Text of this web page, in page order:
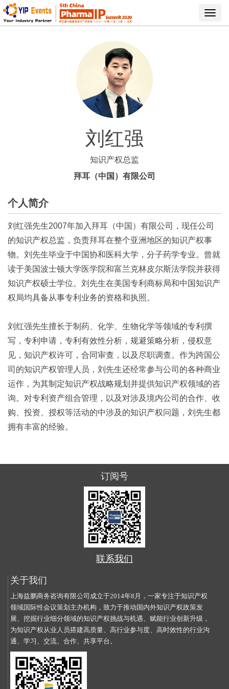
刘红强
知识产权总监
拜耳（中国）有限公司
个人简介
刘红强先生2007年加入拜耳（中国）有限公司，现任公司
的知识产权总监，负责拜耳在整个亚洲地区的知识产权事
物。刘先生毕业于中国协和医科大学，分子药学专业。曾就
读于美国波士顿大学医学院和富兰克林皮尔斯法学院并获得
知识产权硕士学位。刘先生在美国专利商标局和中国知识产
权局均具备从事专利业务的资格和执照。
刘红强先生擅长于制药、化学、生物化学等领域的专利撰
写，专利申请，专利有效性分析，规避策略分析，侵权意
见，知识产权许可，合同审查，以及尽职调查。作为跨国公
司的知识产权管理人员，刘先生还经常参与公司的各种商业
运作，为其制定知识产权战略规划并提供知识产权领域的咨
询。对专利资产组合管理，以及对涉及境内公司的合作、收
购、投资、授权等活动的中涉及的知识产权问题，刘先生都
拥有丰富的经验。
订阅号
联系我们
关于我们
上海益鹏商务咨询有限公司成立于2014年8月，一家专注于知识产权
领域国际性会议策划主办机构，致力于推动国内外知识产权政策发
展、挖掘行业细分领域的知识产权挑战与机遇、赋能行业创新升级，
为知识产权从业人员搭建高质量、高行业参与度、高时效性的行业沟
通、学习、交流、合作、共享平台。